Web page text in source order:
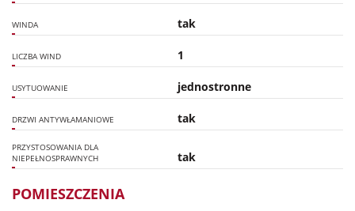
WINDA tak
LICZBA WIND 1
USYTUOWANIE jednostronne
DRZWI ANTYWŁAMANIOWE tak
PRZYSTOSOWANIA DLA
NIEPEŁNOSPRAWNYCH
tak
POMIESZCZENIA